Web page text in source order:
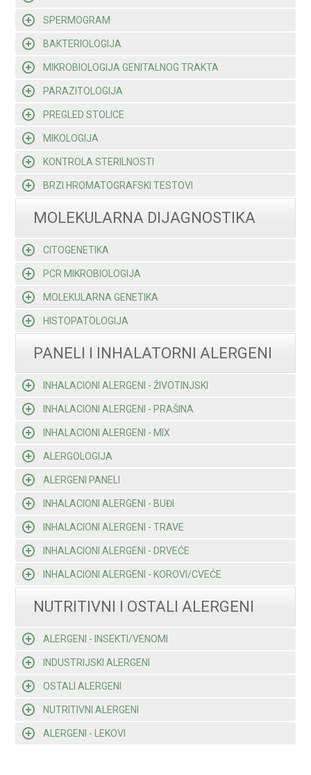
SPERMOGRAM
BAKTERIOLOGIJA
MIKROBIOLOGIJA GENITALNOG TRAKTA
PARAZITOLOGIJA
PREGLED STOLICE
MIKOLOGIJA
KONTROLA STERILNOSTI
BRZI HROMATOGRAFSKI TESTOVI
MOLEKULARNA DIJAGNOSTIKA
CITOGENETIKA
PCR MIKROBIOLOGIJA
MOLEKULARNA GENETIKA
HISTOPATOLOGIJA
PANELI I INHALATORNI ALERGENI
INHALACIONI ALERGENI - ŽIVOTINJSKI
INHALACIONI ALERGENI - PRAŠINA
INHALACIONI ALERGENI - MIX
ALERGOLOGIJA
ALERGENI PANELI
INHALACIONI ALERGENI - BUĐI
INHALACIONI ALERGENI - TRAVE
INHALACIONI ALERGENI - DRVEĆE
INHALACIONI ALERGENI - KOROVI/CVEĆE
NUTRITIVNI I OSTALI ALERGENI
ALERGENI - INSEKTI/VENOMI
INDUSTRIJSKI ALERGENI
OSTALI ALERGENI
NUTRITIVNI ALERGENI
ALERGENI - LEKOVI